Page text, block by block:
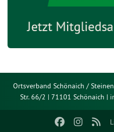
Ortsverband Schönaich /
Str. 66/2 | 71101 Schönaich |